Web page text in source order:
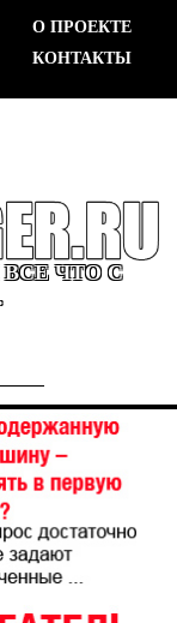
О ПРОЕКТЕ
КОНТАКТЫ
ЧТО С